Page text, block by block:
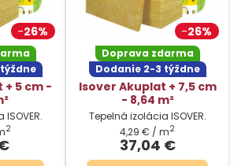
26%
5 cm -
2
26%
Doprava zdarma
Dodanie 2-3 týždne
Isover Akuplat + 7,5 cm
- 8,64 m²
Tepelná izolácia ISOVER.
37,04 €
4,29 € / m2